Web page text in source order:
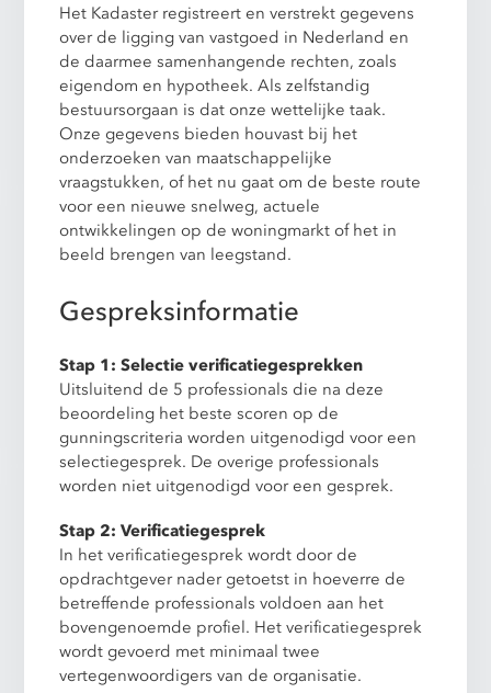
Het Kadaster registreert en verstrekt gegevens
over de ligging van vastgoed in Nederland en
de daarmee samenhangende rechten, zoals
eigendom en hypotheek. Als zelfstandig
bestuursorgaan is dat onze wettelijke taak.
Onze gegevens bieden houvast bij het
onderzoeken van maatschappelijke
vraagstukken, of het nu gaat om de beste route
voor een nieuwe snelweg, actuele
ontwikkelingen op de woningmarkt of het in
beeld brengen van leegstand.
Gespreksinformatie
Stap 1: Selectie verificatiegesprekken
Uitsluitend de 5 professionals die na deze
beoordeling het beste scoren op de
gunningscriteria worden uitgenodigd voor een
selectiegesprek. De overige professionals
worden niet uitgenodigd voor een gesprek.
Stap 2: Verificatiegesprek
In het verificatiegesprek wordt door de
opdrachtgever nader getoetst in hoeverre de
betreffende professionals voldoen aan het
bovengenoemde profiel. Het verificatiegesprek
wordt gevoerd met minimaal twee
vertegenwoordigers van de organisatie.